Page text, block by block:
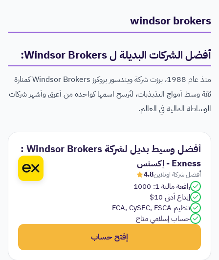
windsor brokers
أفضل الشركات البديلة ل Windsor Brokers:
منذ عام 1988، برزت شركة ويندسور بروكرز Windsor Brokers كمنارة
ثقة وسط أمواج التذبذبات، لتُرسخ اسمها كواحدة من أعرق وأشهر شركات
الوساطة المالية في العالم.
أفضل وسيط بديل لشركة Windsor Brokers :
Exness - إكسنس
أفضل شركة اونلاين4.8
رافعة مالية 1: 1000
إيداع أدنى 10$
تنظيم FCA, CySEC, FSCA
حساب إسلامي متاح
إفتح حساب